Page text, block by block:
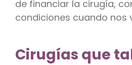
de financiar la cirugía,
condiciones cuando nos
Cirugías que